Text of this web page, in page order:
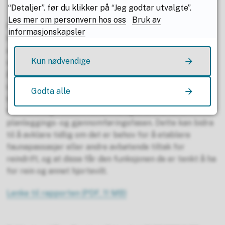
Rapporten er tenkt å fungere som et felles
kunnskapsgrunnlag og et oppslagsverk for de ulike
aktørene som deltar i planleggingen av
infrastrukturprosjekter. Den beskriver hva det er viktig
å tenke på når man planlegger utformingen av over- og
underganger for reindrift og hjortevilt, og løfter fram
samhandling mellom reindrifta og andre aktører i
planleggings- og gjennomføringsfasen. Dette kan bidra
til å avklare tidlig om det er behov for å etablere
faunapassasjer eller andre avbøtende tiltak for
reindrift, og at disse får den funksjonen de er tenkt å ha
for rein og annet hjortevilt.
Lenke til rapporten (PDF, 11 MB)
“Detaljer”. før du klikker på “Jeg godtar utvalgte”.
Les mer om personvern hos oss
Bruk av
informasjonskapsler
Kun nødvendige
Godta alle